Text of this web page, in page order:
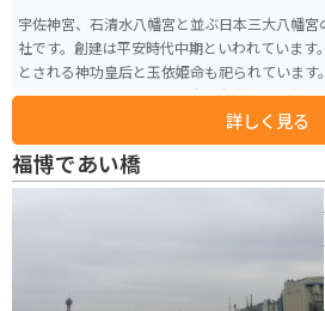
宇佐神宮、石清水八幡宮と並ぶ日本三大八幡
社です。創建は平安時代中期といわれていま
とされる神功皇后と玉依姫命も祀られています。 敵国降伏と書かれた札が軒
に掲げられており、神国日本を象徴する神社
で独特なのが玉せせり（玉取祭）と呼ばれるお
ます。
詳しく見る
福博であい橋